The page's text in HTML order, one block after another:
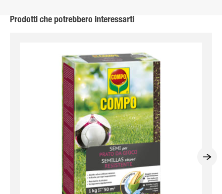
Prodotti che potrebbero interessarti